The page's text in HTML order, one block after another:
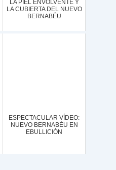
LA PIEL ENVOLVENTE Y
LA CUBIERTA DEL NUEVO
BERNABÉU
ESPECTACULAR VÍDEO:
NUEVO BERNABÉU EN
EBULLICIÓN